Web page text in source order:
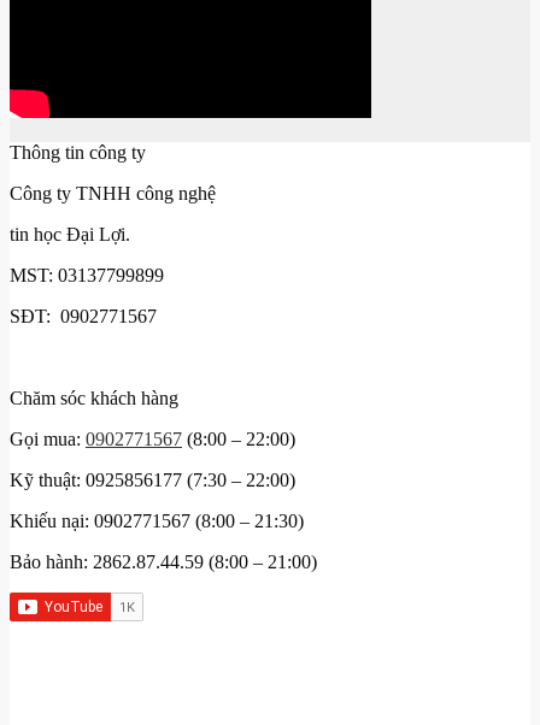
Thông tin công ty
Công ty TNHH công nghệ
tin học Đại Lợi.
MST: 03137799899
SĐT: 0902771567
Chăm sóc khách hàng
Gọi mua: 0902771567 (8:00 – 22:00)
Kỹ thuật: 0925856177 (7:30 – 22:00)
Khiếu nại: 0902771567 (8:00 – 21:30)
Bảo hành: 2862.87.44.59 (8:00 – 21:00)